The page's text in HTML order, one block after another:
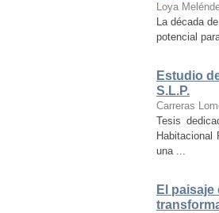
Loya
La década
potencial
Estudio
S.L.P.
Carreras
Tesis
una ...
El